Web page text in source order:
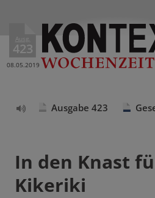
Ausg.
423
08.05.2019
Ausgabe 423
In den Knast
Kikeriki